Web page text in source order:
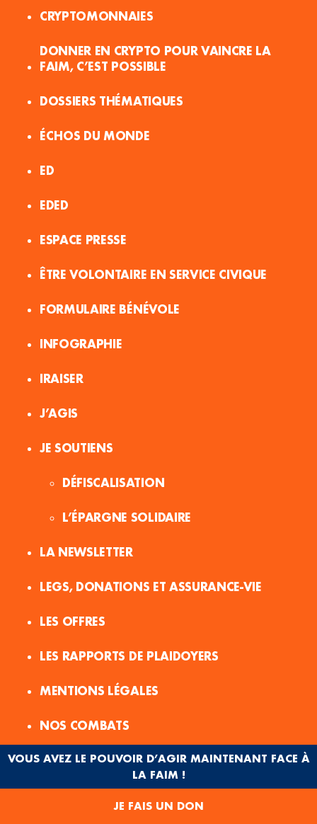
CRYPTOMONNAIES
DONNER EN CRYPTO POUR VAINCRE LA
FAIM, C’EST POSSIBLE
DOSSIERS THÉMATIQUES
ÉCHOS DU MONDE
ED
EDED
ESPACE PRESSE
ÊTRE VOLONTAIRE EN SERVICE CIVIQUE
FORMULAIRE BÉNÉVOLE
INFOGRAPHIE
IRAISER
J’AGIS
JE SOUTIENS
DÉFISCALISATION
L’ÉPARGNE SOLIDAIRE
LA NEWSLETTER
LEGS, DONATIONS ET ASSURANCE-VIE
LES OFFRES
LES RAPPORTS DE PLAIDOYERS
MENTIONS LÉGALES
NOS COMBATS
NOS PARTENAIRES
VOUS AVEZ LE POUVOIR D’AGIR MAINTENANT FACE À
LA FAIM !
JE FAIS UN DON